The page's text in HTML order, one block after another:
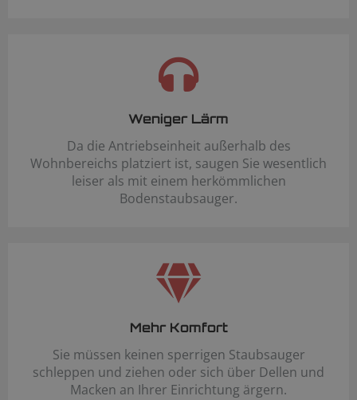
Weniger Lärm
Da die Antriebseinheit außerhalb des
Wohnbereichs platziert ist, saugen Sie wesentlich
leiser als mit einem herkömmlichen
Bodenstaubsauger.
Mehr Komfort
Sie müssen keinen sperrigen Staubsauger
schleppen und ziehen oder sich über Dellen und
Macken an Ihrer Einrichtung ärgern.